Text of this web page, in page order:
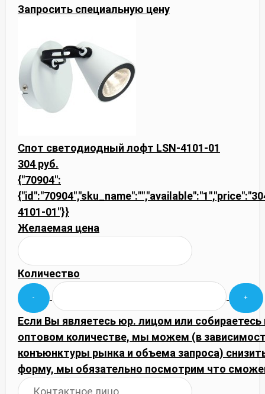
Запросить специальную цену
Спот светодиодный лофт LSN-4101-01
304 руб.
{"70904":
4101-01"}}
Желаемая цена
Количество
Если Вы являетесь юр. лицом или собираетесь
оптовом количестве, мы можем (в
конъюнктуры рынка и объема запроса)
форму, мы обязательно посмотрим что